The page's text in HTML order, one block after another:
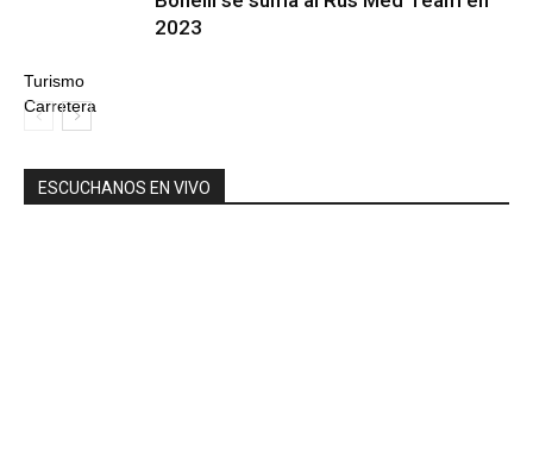
Turismo
Carretera
2023
ESCUCHANOS EN VIVO